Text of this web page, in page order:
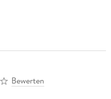
Bewerten